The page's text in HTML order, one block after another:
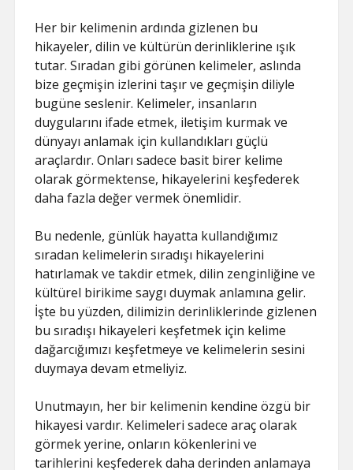
Her bir kelimenin ardında gizlenen bu
hikayeler, dilin ve kültürün derinliklerine ışık
tutar. Sıradan gibi görünen kelimeler, aslında
bize geçmişin izlerini taşır ve geçmişin diliyle
bugüne seslenir. Kelimeler, insanların
duygularını ifade etmek, iletişim kurmak ve
dünyayı anlamak için kullandıkları güçlü
araçlardır. Onları sadece basit birer kelime
olarak görmektense, hikayelerini keşfederek
daha fazla değer vermek önemlidir.
Bu nedenle, günlük hayatta kullandığımız
sıradan kelimelerin sıradışı hikayelerini
hatırlamak ve takdir etmek, dilin zenginliğine ve
kültürel birikime saygı duymak anlamına gelir.
İşte bu yüzden, dilimizin derinliklerinde gizlenen
bu sıradışı hikayeleri keşfetmek için kelime
dağarcığımızı keşfetmeye ve kelimelerin sesini
duymaya devam etmeliyiz.
Unutmayın, her bir kelimenin kendine özgü bir
hikayesi vardır. Kelimeleri sadece araç olarak
görmek yerine, onların kökenlerini ve
tarihlerini keşfederek daha derinden anlamaya